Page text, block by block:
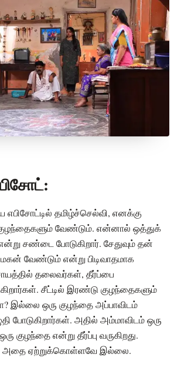
தமிழ்ச்செல்வி, எனக்கு
வேண்டும். என்னால் ஒத்துக்
சண்டை போடுகிறார். சேதுவும் தன்
வேண்டும் என்று பிடிவாதமாக
தலைவர்கள், தீர்ப்பை
சீட்டில் இரண்டு குழந்தைகளும்
இல்லை ஒரு குழந்தை அப்பாவிடம்
போடுகிறார்கள். அதில் அம்மாவிடம் ஒரு
குழந்தை என்று தீர்ப்பு வருகிறது.
அதை ஏற்றுக்கொள்ளவே இல்லை.